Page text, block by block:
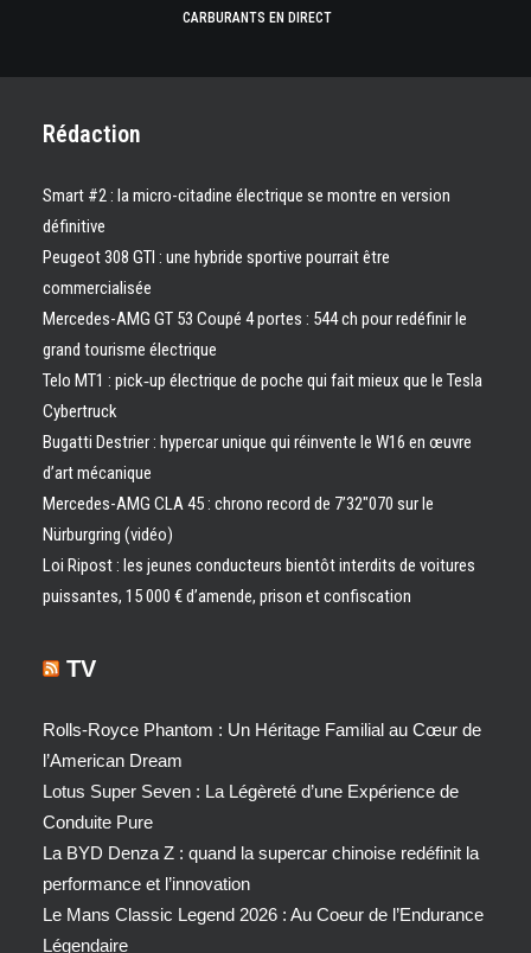
CARBURANTS EN DIRECT
Rédaction
Smart #2 : la micro-citadine électrique se montre en version
définitive
Peugeot 308 GTI : une hybride sportive pourrait être
commercialisée
Mercedes-AMG GT 53 Coupé 4 portes : 544 ch pour redéfinir le
grand tourisme électrique
Telo MT1 : pick‑up électrique de poche qui fait mieux que le Tesla
Cybertruck
Bugatti Destrier : hypercar unique qui réinvente le W16 en œuvre
d’art mécanique
Mercedes-AMG CLA 45 : chrono record de 7’32″070 sur le
Nürburgring (vidéo)
Loi Ripost : les jeunes conducteurs bientôt interdits de voitures
puissantes, 15 000 € d’amende, prison et confiscation
TV
Rolls-Royce Phantom : Un Héritage Familial au Cœur de
l’American Dream
Lotus Super Seven : La Légèreté d’une Expérience de
Conduite Pure
La BYD Denza Z : quand la supercar chinoise redéfinit la
performance et l’innovation
Le Mans Classic Legend 2026 : Au Coeur de l’Endurance
Légendaire